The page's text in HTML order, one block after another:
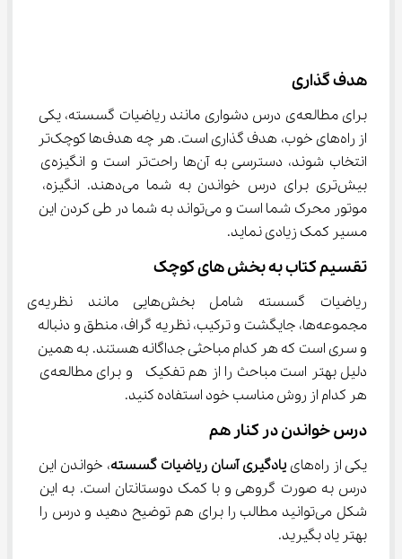
هدف گذاری
برای مطالعه‌ی درس دشواری مانند ریاضیات گسسته، یکی
از راه‌های خوب، هدف گذاری است. هر چه هدف‌ها کوچک‌تر
انتخاب شوند، دسترسی به آن‌ها راحت‌تر است و انگیزه‌ی
بیش‌تری برای درس خواندن به شما می‌دهند. انگیزه،
موتور محرک شما است و می‌تواند به شما در طی کردن این
مسیر کمک زیادی نماید.
تقسیم کتاب به بخش های کوچک
ریاضیات گسسته شامل بخش‌هایی مانند نظریه‌ی
مجموعه‌ها، جایگشت و ترکیب، نظریه گراف، منطق و دنباله
و سری است که هر کدام مباحثی جداگانه هستند. به همین
دلیل بهتر است مباحث را از هم تفکیک  و برای مطالعه‌ی
هر کدام از روش مناسب خود استفاده کنید.
درس خواندن در کنار هم
یکی از راه‌های یادگیری آسان ریاضیات گسسته، خواندن این
درس به صورت گروهی و با کمک دوستانتان است. به این
شکل می‌توانید مطالب را برای هم توضیح دهید و درس را
بهتر یاد بگیرید.